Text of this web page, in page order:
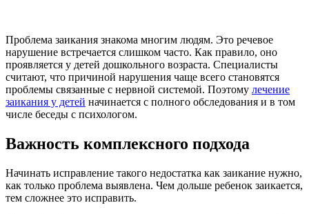
Проблема заикания знакома многим людям. Это речевое
нарушение встречается слишком часто. Как правило, оно
проявляется у детей дошкольного возраста. Специалисты
считают, что причиной нарушения чаще всего становятся
проблемы связанные с нервной системой. Поэтому лечение
заикания у детей начинается с полного обследования и в том
числе беседы с психологом.
Важность комплексного подхода
Начинать исправление такого недостатка как заикание нужно,
как только проблема выявлена. Чем дольше ребенок заикается,
тем сложнее это исправить.